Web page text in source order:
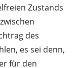
Zustands
des
es sei denn,
für den